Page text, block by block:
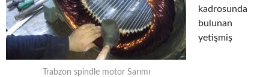
Trabzon spindle motor Sarımı
kadrosunda
bulunan
yetişmiş